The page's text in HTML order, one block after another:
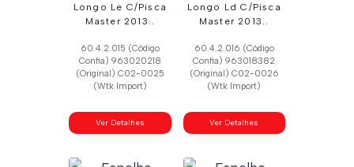
Longo Le C/Pisca
Master 2013..
60.4.2.015 (Código
Confia) 963020218
(Original) C02-0025
(Wtk Import)
Ver Detalhes
Longo Ld C/Pisca
Master 2013..
60.4.2.016 (Código
Confia) 963018382
(Original) C02-0026
(Wtk Import)
Ver Detalhes